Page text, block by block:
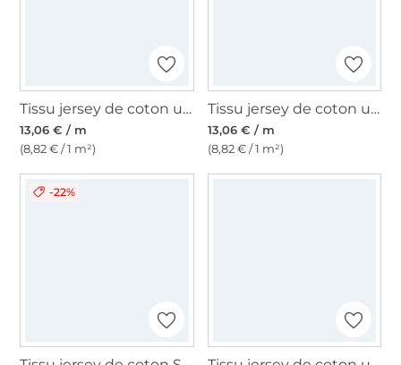
Tissu jersey de coton uni, lilas foncé
13,06 € / m
(8,82 € / 1 m²)
Tissu jersey de coton uni, blanc
13,06 € / m
(8,82 € / 1 m²)
-22%